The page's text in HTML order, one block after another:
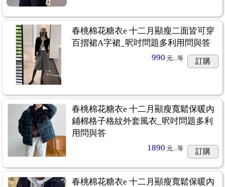
春桃棉花糖衣e 十二月顯瘦二面皆可穿
百摺裙A字裙_呎吋問題多利用問與答
990 元...等 訂購
春桃棉花糖衣e 十二月顯瘦寬鬆保暖內
鋪棉格子格紋外套風衣_呎吋問題多利
用問與答
1890 元...等 訂購
春桃棉花糖衣e 十二月顯瘦寬鬆保暖內